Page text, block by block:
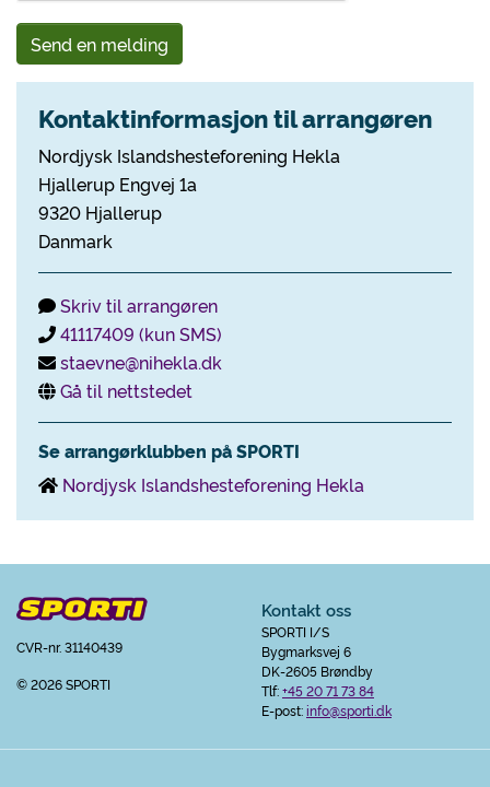
Send en melding
Kontaktinformasjon til arrangøren
Nordjysk Islandshesteforening Hekla
Hjallerup Engvej 1a
9320 Hjallerup
Danmark
Skriv til arrangøren
41117409 (kun SMS)
staevne@nihekla.dk
Gå til nettstedet
Se arrangørklubben på SPORTI
Nordjysk Islandshesteforening Hekla
CVR-nr. 31140439
© 2026 SPORTI
Kontakt oss
SPORTI I/S
Bygmarksvej 6
DK-2605 Brøndby
Tlf:+45 20 71 73 84
E-post:info@sporti.dk